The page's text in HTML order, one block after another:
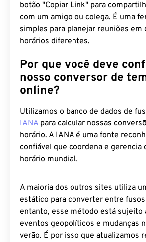
botão "Copiar Link" para
com um amigo ou colega. É uma
simples para planejar reuniões em
horários diferentes.
Por que você deve
nosso conversor de
online?
Utilizamos o banco de dados de
IANA para calcular nossas
horário. A IANA é uma fonte
confiável que coordena e gerencia
horário mundial.
A maioria dos outros sites utiliza
estático para converter entre
entanto, esse método está sujeito
eventos geopolíticos e mudanças
verão. É por isso que atualizamos